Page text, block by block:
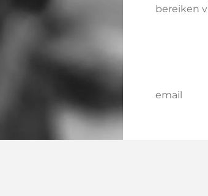
bereiken
email